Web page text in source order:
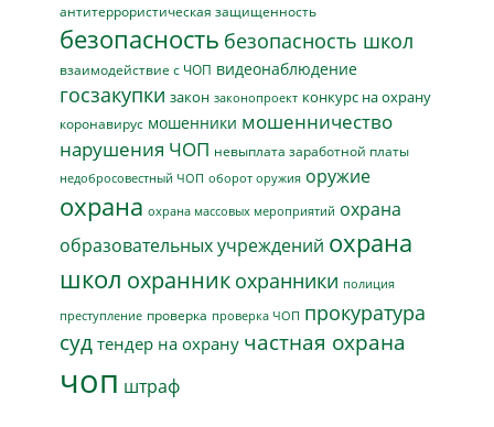
антитеррористическая защищенность
безопасность безопасность школ
взаимодействие с ЧОП видеонаблюдение
госзакупки закон законопроект конкурс на охрану
коронавирус мошенники мошенничество
нарушения ЧОП невыплата заработной платы
недобросовестный ЧОП оборот оружия оружие
охрана охрана массовых мероприятий охрана
образовательных учреждений охрана
школ охранник охранники полиция
преступление проверка проверка ЧОП прокуратура
суд тендер на охрану частная охрана
чоп штраф